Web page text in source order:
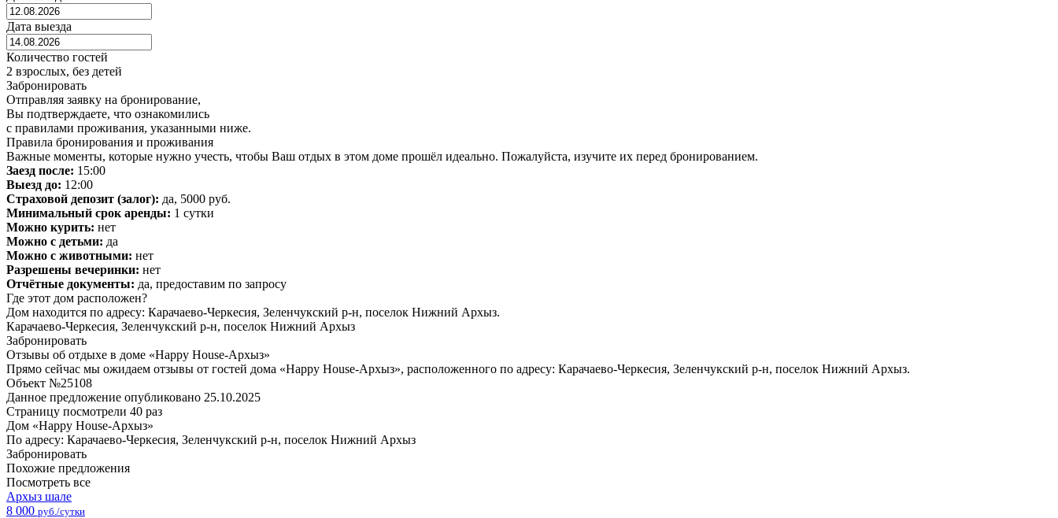
Дата выезда
Количество гостей
2 взрослых, без детей
Забронировать
Отправляя заявку на бронирование,
Вы подтверждаете, что ознакомились
с правилами проживания, указанными ниже.
Правила бронирования и проживания
Важные моменты, которые нужно учесть, чтобы Ваш отдых в этом доме прошёл идеально. Пожалуйста, изучите их перед бронированием.
Заезд после: 15:00
Выезд до: 12:00
Страховой депозит (залог): да, 5000 руб.
Минимальный срок аренды: 1 сутки
Можно курить: нет
Можно с детьми: да
Можно с животными: нет
Разрешены вечеринки: нет
Отчётные документы: да, предоставим по запросу
Где этот дом расположен?
Дом находится по адресу: Карачаево-Черкесия, Зеленчукский р-н, поселок Нижний Архыз.
Карачаево-Черкесия, Зеленчукский р-н, поселок Нижний Архыз
Забронировать
Отзывы об отдыхе в доме «Happy House-Архыз»
Прямо сейчас мы ожидаем отзывы от гостей дома «Happy House-Архыз», расположенного по адресу: Карачаево-Черкесия, Зеленчукский р-н, поселок Нижний Архыз.
Объект №25108
Данное предложение опубликовано 25.10.2025
Страницу посмотрели 40 раз
Дом «Happy House-Архыз»
По адресу: Карачаево-Черкесия, Зеленчукский р-н, поселок Нижний Архыз
Забронировать
Похожие предложения
Посмотреть все
Архыз шале
8 000 руб./сутки